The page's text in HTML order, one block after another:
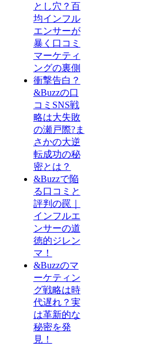
とし穴？百
均インフル
エンサーが
暴く口コミ
マーケティ
ングの裏側
衝撃告白？
&Buzzの口
コミSNS戦
略は大失敗
の瀬戸際?ま
さかの大逆
転成功の秘
密とは？
&Buzzで陥
る口コミと
評判の罠｜
インフルエ
ンサーの道
徳的ジレン
マ！
&Buzzのマ
ーケティン
グ戦略は時
代遅れ？実
は革新的な
秘密を発
見！